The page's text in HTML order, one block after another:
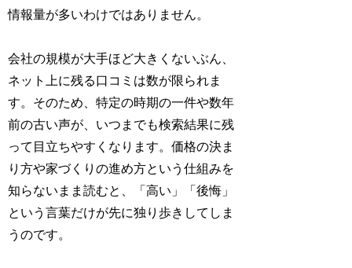
情報量が多いわけではありません。
会社の規模が大手ほど大きくないぶん、
ネット上に残る口コミは数が限られま
す。そのため、特定の時期の一件や数年
前の古い声が、いつまでも検索結果に残
って目立ちやすくなります。価格の決ま
り方や家づくりの進め方という仕組みを
知らないまま読むと、「高い」「後悔」
という言葉だけが先に独り歩きしてしま
うのです。